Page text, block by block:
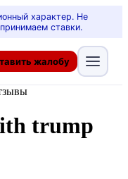
характер. Не
ставки.
жалобу
trump